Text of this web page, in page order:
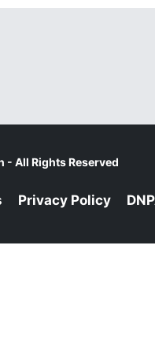
- All Rights Reserved
Privacy Policy